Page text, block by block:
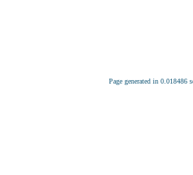
Page generated in